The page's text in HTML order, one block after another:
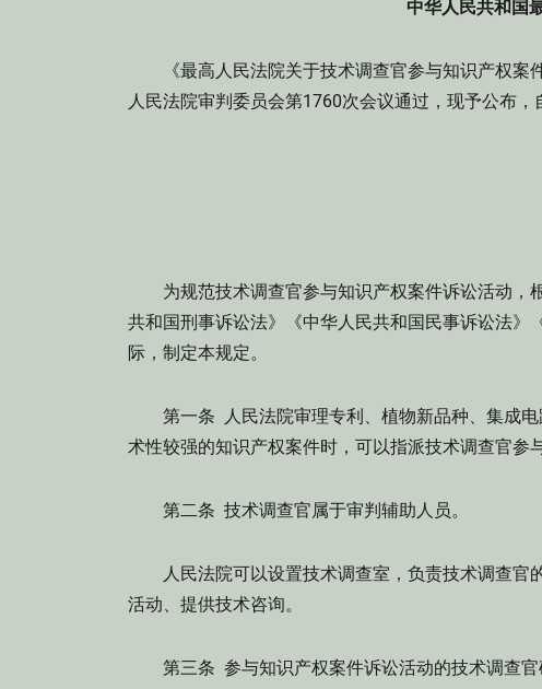
中华人民共和国
《最高人民法院关于技术调查官参与知识产权案
人民法院审判委员会第1760次会议通过，现予公布，
为规范技术调查官参与知识产权案件诉讼活动，
共和国刑事诉讼法》《中华人民共和国民事诉讼法
际，制定本规定。
第一条 人民法院审理专利、植物新品种、集成电
术性较强的知识产权案件时，可以指派技术调查官参
第二条 技术调查官属于审判辅助人员。
人民法院可以设置技术调查室，负责技术调查官
活动、提供技术咨询。
第三条 参与知识产权案件诉讼活动的技术调查官